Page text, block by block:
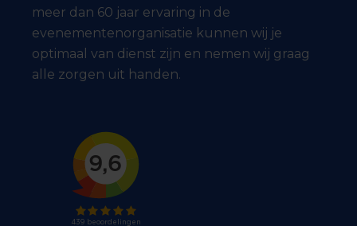
meer dan 60 jaar ervaring in de
evenementenorganisatie kunnen wij je
optimaal van dienst zijn en nemen wij graag
alle zorgen uit handen.